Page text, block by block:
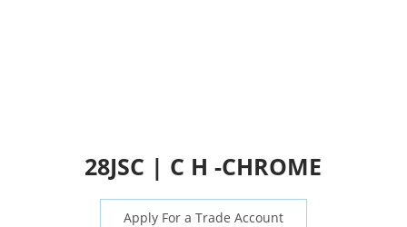
28JSC | C H -CHROME
Apply For a Trade Account